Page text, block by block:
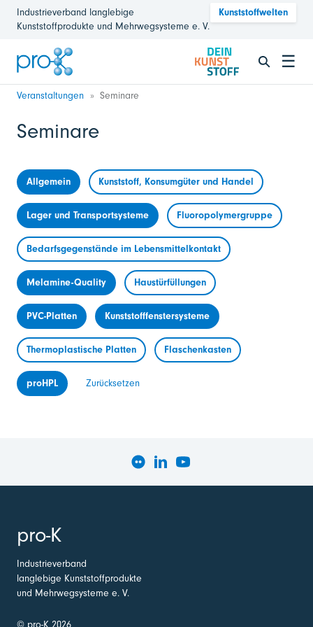
Industrieverband langlebige
Kunststoffprodukte und Mehrwegsysteme e. V.
Kunststoffwelten
☰
Veranstaltungen Seminare
Seminare
Allgemein Kunststoff, Konsumgüter und Handel
Lager und Transportsysteme Fluoropolymergruppe
Bedarfsgegenstände im Lebensmittelkontakt
Melamine-Quality Haustürfüllungen
PVC-Platten Kunststofffenstersysteme
Thermoplastische Platten Flaschenkasten
proHPL Zurücksetzen
pro-K
Industrieverband
langlebige Kunststoffprodukte
und Mehrwegsysteme e. V.
© pro-K 2026